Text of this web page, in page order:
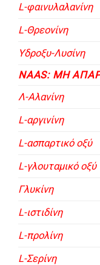
L-φαινυλαλανίνη
L-Θρεονίνη
Υδροξυ-Λυσίνη
NAAS: ΜΗ
Λ-Αλανίνη
L-αργινίνη
L-ασπαρτικό οξύ
L-γλουταμικό οξύ
Γλυκίνη
L-ιστιδίνη
L-προλίνη
L-Σερίνη